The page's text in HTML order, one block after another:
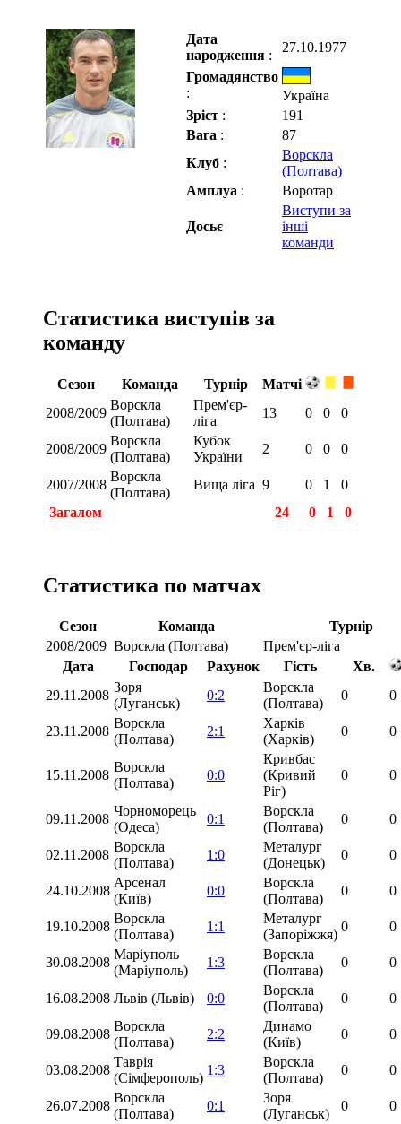
Дата
народження :
27.10.1977
Громадянство
:
Україна
Зріст :
191
Вага :
87
Клуб :
Ворскла
(Полтава)
Амплуа : Воротар
Досьє
Виступи за
інші
команди
Статистика виступів за
команду
Сезон Команда Турнір
Матчі
2008/2009
Ворскла
(Полтава)
Прем'єр-
ліга
13 0 0 0
2008/2009
Ворскла
(Полтава)
Кубок
України
2 0 0 0
2007/2008
Ворскла
(Полтава)
Вища ліга 9 0 1
0
Загалом
24 0 1 0
Статистика по матчах
Сезон Команда
Турнір
2008/2009 Ворскла (Полтава)
Прем'єр-ліга
Дата
Господар Рахунок Гість
Хв.
29.11.2008
Зоря
(Луганськ)
0:2
Ворскла
(Полтава)
0 0
23.11.2008
Ворскла
(Полтава)
2:1
Харків
(Харків)
0 0
15.11.2008
Ворскла
(Полтава)
0:0
Кривбас
(Кривий
Ріг)
0 0
09.11.2008
Чорноморець
(Одеса)
0:1
Ворскла
(Полтава)
0 0
02.11.2008
Ворскла
(Полтава)
1:0
Металург
(Донецьк)
0 0
24.10.2008
Арсенал
(Київ)
0:0
Ворскла
(Полтава)
0 0
19.10.2008
Ворскла
(Полтава)
1:1
Металург
(Запоріжжя)
0 0
30.08.2008
Маріуполь
(Маріуполь)
1:3
Ворскла
(Полтава)
0 0
16.08.2008 Львів (Львів) 0:0
Ворскла
(Полтава)
0 0
09.08.2008
Ворскла
(Полтава)
2:2
Динамо
(Київ)
0 0
03.08.2008
Таврія
(Сімферополь)
1:3
Ворскла
(Полтава)
0 0
26.07.2008
Ворскла
(Полтава)
0:1
Зоря
(Луганськ)
0 0